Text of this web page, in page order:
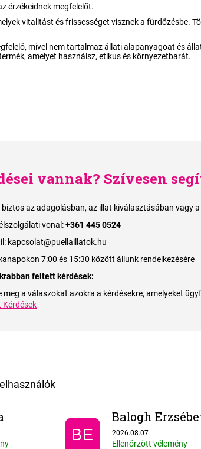
érzékeidnek megfelelőt.
vitalitást és frissességet visznek a fürdőzésbe.
mivel nem tartalmaz állati alapanyagoat és
amelyet használsz, etikus és környezetbarát.
vannak? Szívesen
biztos az adagolásban, az illat kiválasztásában vagy
vonal:+361 445 0524
kapcsolat@puellaillatok.hu
7:00 és 15:30 között állunk rendelkezésére
feltett kérdések:
meg a válaszokat azokra a kérdésekre, amelyeket
Kérdések
5-ből 5 csillag. BE
Balogh
Az áruház értékelése 5-
2026.08.07
Ellenőrzött vélemény